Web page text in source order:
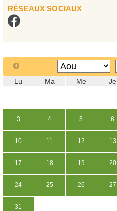
RÉSEAUX SOCIAUX
Lu Ma Me Je
3 4 5 6
10 11 12 13
17 18 19 20
24 25 26 27
31